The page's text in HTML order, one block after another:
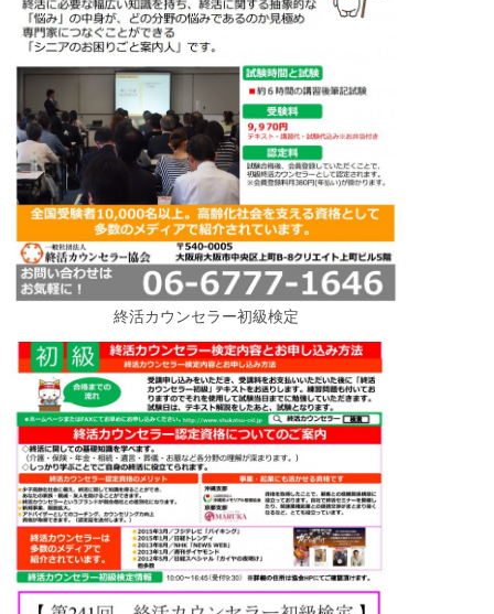
終活カウンセラー初級検定